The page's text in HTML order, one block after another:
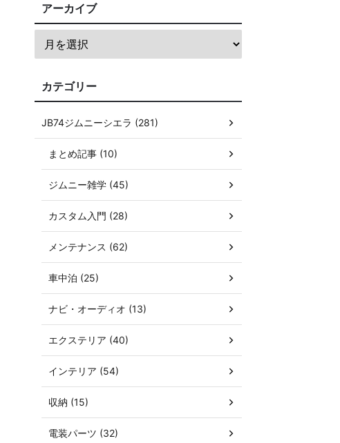
アーカイブ
カテゴリー
JB74ジムニーシエラ (281)
まとめ記事 (10)
ジムニー雑学 (45)
カスタム入門 (28)
メンテナンス (62)
車中泊 (25)
ナビ・オーディオ (13)
エクステリア (40)
インテリア (54)
収納 (15)
電装パーツ (32)